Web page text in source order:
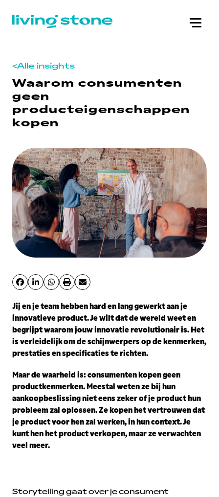
<Alle insights
Waarom consumenten
geen
producteigenschappen
kopen
Jij en je team hebben hard en lang gewerkt aan je
innovatieve product. Je wilt dat de wereld weet en
begrijpt waarom jouw innovatie revolutionair is. Het
is verleidelijk om de schijnwerpers op de kenmerken,
prestaties en specificaties te richten.
Maar de waarheid is: consumenten kopen geen
productkenmerken. Meestal weten ze bij hun
aankoopbeslissing niet eens zeker of je product hun
probleem zal oplossen. Ze kopen het vertrouwen dat
je product voor hen zal werken, in hun context. Je
kunt hen het product verkopen, maar ze verwachten
veel meer.
Storytelling gaat over je consument